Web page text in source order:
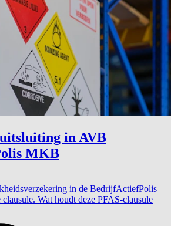
in AVB
MKB
in de BedrijfActiefPolis
Wat houdt deze PFAS-clausule